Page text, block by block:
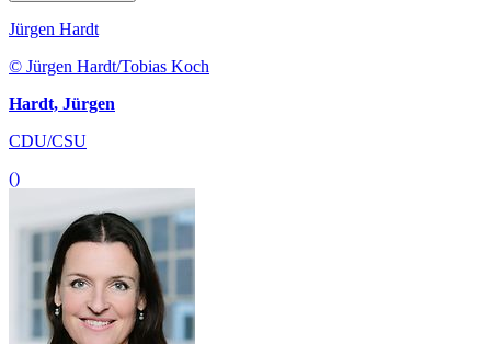
Jürgen Hardt
© Jürgen Hardt/Tobias Koch
Hardt, Jürgen
CDU/CSU
()